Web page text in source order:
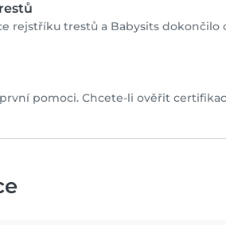
rejstříku trestů a Babysits dokončilo
pomoci. Chcete-li ověřit